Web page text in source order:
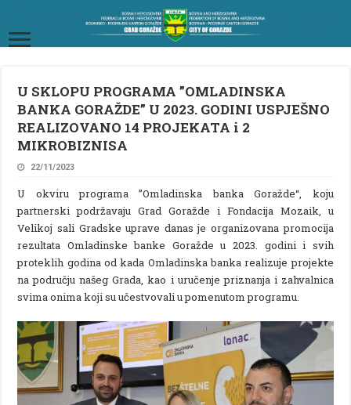
U SKLOPU PROGRAMA ”OMLADINSKA
BANKA GORAŽDE” U 2023. GODINI USPJEŠNO
REALIZOVANO 14 PROJEKATA i 2
MIKROBIZNISA
22/11/2023
U okviru programa ”Omladinska banka Goražde“, koju
partnerski podržavaju Grad Goražde i Fondacija Mozaik, u
Velikoj sali Gradske uprave danas je organizovana promocija
rezultata Omladinske banke Goražde u 2023. godini i svih
proteklih godina od kada Omladinska banka realizuje projekte
na području našeg Grada, kao i uručenje priznanja i zahvalnica
svima onima koji su učestvovali u pomenutom programu.